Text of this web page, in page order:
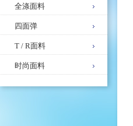
全涤面料
四面弹
T / R面料
时尚面料